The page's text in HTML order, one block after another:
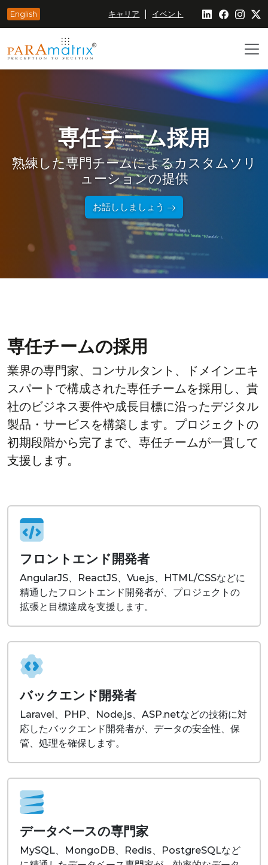
English キャリア イベント
専任チーム採用
熟練した専門チームによるカスタムソリ
ューションの提供
お話ししましょう
専任チームの採用
業界の専門家、コンサルタント、ドメインエキ
スパートで構成された専任チームを採用し、貴
社のビジネス要件や成長目標に沿ったデジタル
製品・サービスを構築します。プロジェクトの
初期段階から完了まで、専任チームが一貫して
支援します。
フロントエンド開発者
AngularJS、ReactJS、Vue.js、HTML/CSSなどに
精通したフロントエンド開発者が、プロジェクトの
拡張と目標達成を支援します。
バックエンド開発者
Laravel、PHP、Node.js、ASP.netなどの技術に対
応したバックエンド開発者が、データの安全性、保
管、処理を確保します。
データベースの専門家
MySQL、MongoDB、Redis、PostgreSQLなど